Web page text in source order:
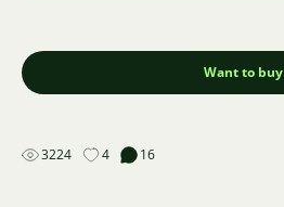
Want to buy
3224 4 16